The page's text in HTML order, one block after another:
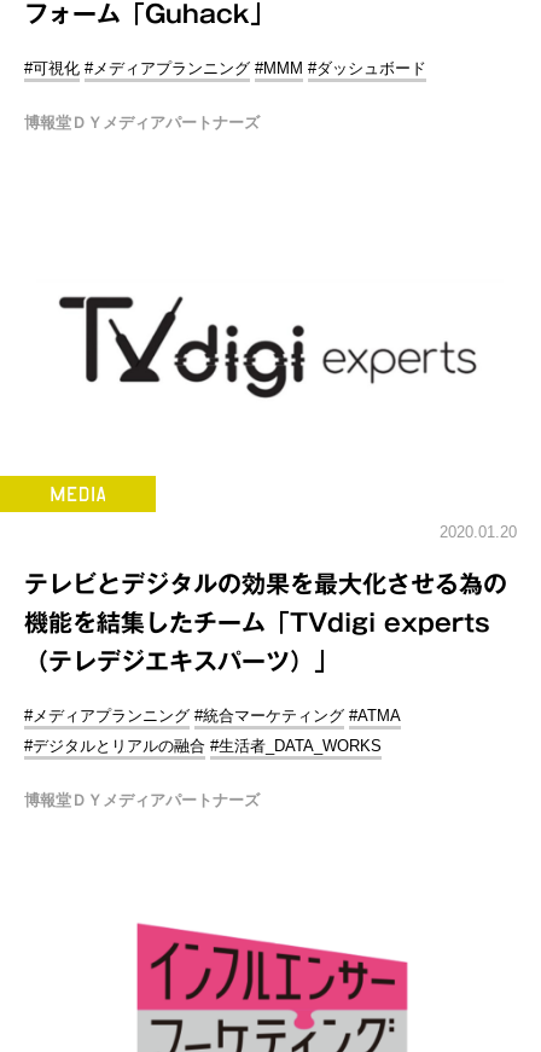
フォーム「Guhack」
#可視化 #メディアプランニング #MMM #ダッシュボード
博報堂ＤＹメディアパートナーズ
2020.01.20
テレビとデジタルの効果を最大化させる為の
機能を結集したチーム「TVdigi experts
（テレデジエキスパーツ）」
#メディアプランニング #統合マーケティング #ATMA
#デジタルとリアルの融合 #生活者_DATA_WORKS
博報堂ＤＹメディアパートナーズ